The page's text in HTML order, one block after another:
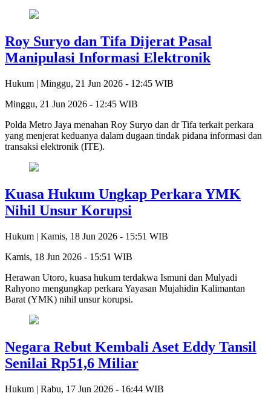
Roy Suryo dan Tifa Dijerat Pasal
Manipulasi Informasi Elektronik
Hukum | Minggu, 21 Jun 2026 - 12:45 WIB
Minggu, 21 Jun 2026 - 12:45 WIB
Polda Metro Jaya menahan Roy Suryo dan dr Tifa terkait perkara
yang menjerat keduanya dalam dugaan tindak pidana informasi dan
transaksi elektronik (ITE).
Kuasa Hukum Ungkap Perkara YMK
Nihil Unsur Korupsi
Hukum | Kamis, 18 Jun 2026 - 15:51 WIB
Kamis, 18 Jun 2026 - 15:51 WIB
Herawan Utoro, kuasa hukum terdakwa Ismuni dan Mulyadi
Rahyono mengungkap perkara Yayasan Mujahidin Kalimantan
Barat (YMK) nihil unsur korupsi.
Negara Rebut Kembali Aset Eddy Tansil
Senilai Rp51,6 Miliar
Hukum | Rabu, 17 Jun 2026 - 16:44 WIB